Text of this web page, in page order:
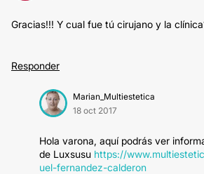
Gracias!!! Y cual fue tú cirujano y la
Responder
Marian_Multiestetica
18 oct 2017
Hola varona, aquí podrás ver
de Luxsusu https://
uel-fernandez-calderon